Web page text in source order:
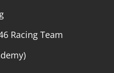
Racing Team